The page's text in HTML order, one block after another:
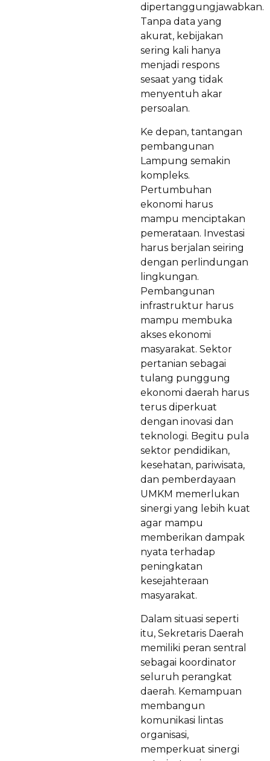
dipertanggungjawabkan.
Tanpa data yang
akurat, kebijakan
sering kali hanya
menjadi respons
sesaat yang tidak
menyentuh akar
persoalan.
Ke depan, tantangan
pembangunan
Lampung semakin
kompleks.
Pertumbuhan
ekonomi harus
mampu menciptakan
pemerataan. Investasi
harus berjalan seiring
dengan perlindungan
lingkungan.
Pembangunan
infrastruktur harus
mampu membuka
akses ekonomi
masyarakat. Sektor
pertanian sebagai
tulang punggung
ekonomi daerah harus
terus diperkuat
dengan inovasi dan
teknologi. Begitu pula
sektor pendidikan,
kesehatan, pariwisata,
dan pemberdayaan
UMKM memerlukan
sinergi yang lebih kuat
agar mampu
memberikan dampak
nyata terhadap
peningkatan
kesejahteraan
masyarakat.
Dalam situasi seperti
itu, Sekretaris Daerah
memiliki peran sentral
sebagai koordinator
seluruh perangkat
daerah. Kemampuan
membangun
komunikasi lintas
organisasi,
memperkuat sinergi